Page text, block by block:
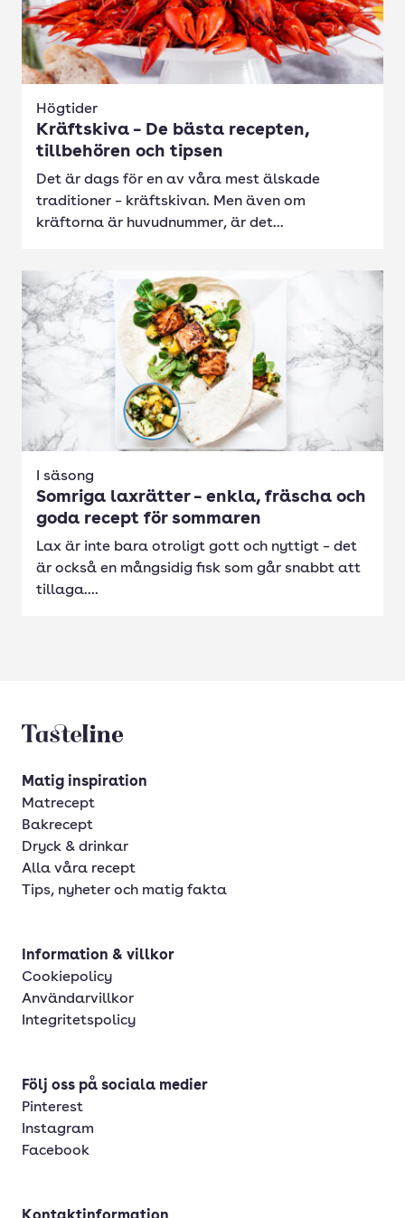
Högtider
Kräftskiva – De bästa recepten,
tillbehören och tipsen
Det är dags för en av våra mest älskade
traditioner – kräftskivan. Men även om
kräftorna är huvudnummer, är det...
I säsong
Somriga laxrätter – enkla, fräscha och
goda recept för sommaren
Lax är inte bara otroligt gott och nyttigt – det
är också en mångsidig fisk som går snabbt att
tillaga....
Tasteline startsida
Matig inspiration
Matrecept
Bakrecept
Dryck & drinkar
Alla våra recept
Tips, nyheter och matig fakta
Information & villkor
Cookiepolicy
Användarvillkor
Integritetspolicy
Följ oss på sociala medier
Pinterest
Instagram
Facebook